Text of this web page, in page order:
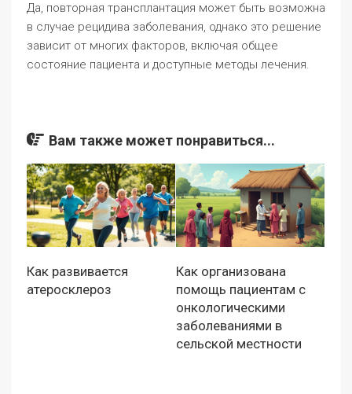
Да, повторная трансплантация может быть возможна
в случае рецидива заболевания, однако это решение
зависит от многих факторов, включая общее
состояние пациента и доступные методы лечения.
Вам также может понравиться...
Как развивается
атеросклероз
Как организована
помощь пациентам с
онкологическими
заболеваниями в
сельской местности